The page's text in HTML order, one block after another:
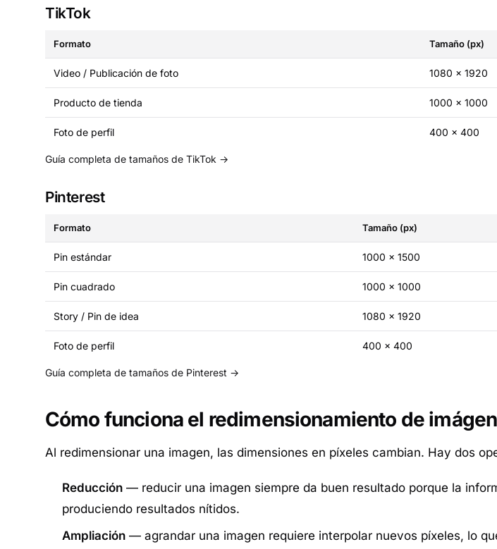
TikTok
Formato Tamaño (px)
Video / Publicación de foto 1080 × 1920
Producto de tienda 1000 × 1000
Foto de perfil 400 × 400
Guía completa de tamaños de TikTok →
Pinterest
Formato Tamaño (px)
Pin estándar 1000 × 1500
Pin cuadrado 1000 × 1000
Story / Pin de idea 1080 × 1920
Foto de perfil 400 × 400
Guía completa de tamaños de Pinterest →
Cómo funciona el redimensionamiento de
Al redimensionar una imagen, las dimensiones en píxeles cambian. Hay dos
Reducción — reducir una imagen siempre da buen resultado porque la
produciendo resultados nítidos.
Ampliación — agrandar una imagen requiere interpolar nuevos píxeles, lo